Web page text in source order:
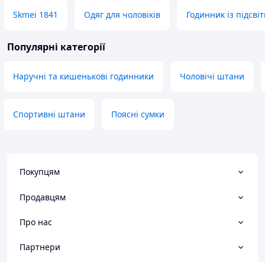
Skmei 1841 Одяг для чоловіків Годинник із
Популярні категорії
Наручні та кишенькові годинники Чоловічі штани
Спортивні штани Поясні сумки
Покупцям
Продавцям
Про нас
Партнери